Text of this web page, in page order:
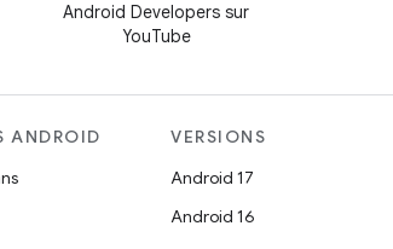
Android Developers sur
YouTube
ANDROID
VERSIONS
Android 17
Android 16